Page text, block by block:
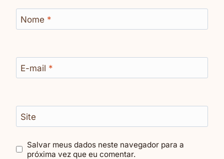
Nome *
E-mail *
Site
Salvar meus dados neste navegador para a
próxima vez que eu comentar.